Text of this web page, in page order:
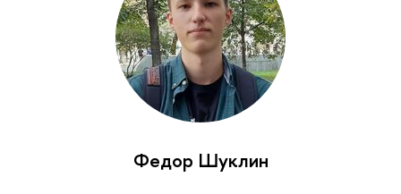
Федор Шуклин